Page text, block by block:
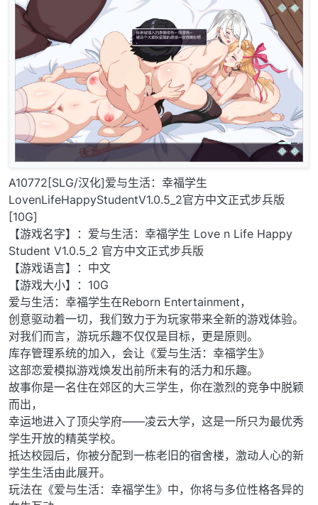
A10772[SLG/汉化]爱与生活：幸福学生
LovenLifeHappyStudentV1.0.5_2官方中文正式步兵版
[10G]
【游戏名字】：爱与生活：幸福学生 Love n Life Happy
Student V1.0.5_2 官方中文正式步兵版
【游戏语言】：中文
【游戏大小】：10G
爱与生活：幸福学生在Reborn Entertainment，
创意驱动着一切，我们致力于为玩家带来全新的游戏体验。
对我们而言，游玩乐趣不仅仅是目标，更是原则。
库存管理系统的加入，会让《爱与生活：幸福学生》
这部恋爱模拟游戏焕发出前所未有的活力和乐趣。
故事你是一名住在郊区的大三学生，你在激烈的竞争中脱颖
而出，
幸运地进入了顶尖学府——凌云大学，这是一所只为最优秀
学生开放的精英学校。
抵达校园后，你被分配到一栋老旧的宿舍楼，激动人心的新
学生生活由此展开。
玩法在《爱与生活：幸福学生》中，你将与多位性格各异的